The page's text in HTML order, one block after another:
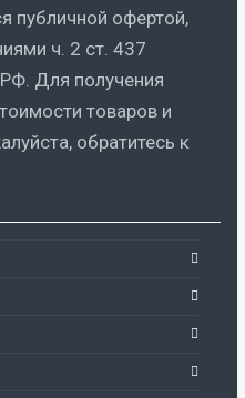
публичной офертой,
ч. 2 ст. 437
Для получения
товаров и
обратитесь к